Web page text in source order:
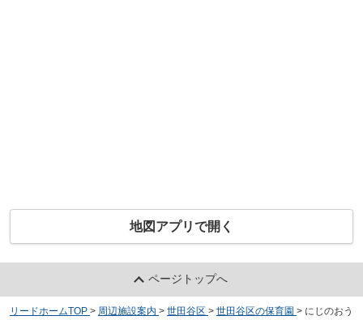
地図アプリで開く
ページトップへ
リードホームTOP > 周辺施設案内 > 世田谷区 > 世田谷区の保育園 > にじのおう